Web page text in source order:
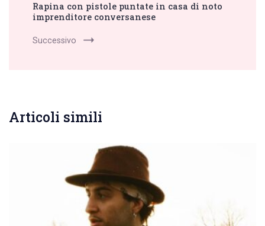
Rapina con pistole puntate in casa di noto
imprenditore conversanese
Successivo
Articoli simili